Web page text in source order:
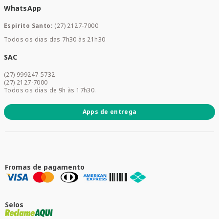
Saúde e Bem-estar
Mamães e Bebê
Dermocosméticos
Promoções
WhatsApp
Espirito Santo: (27) 2127-7000
Todos os dias das 7h30 às 21h30
SAC
(27) 999247-5732
(27) 2127-7000
Todos os dias de 9h às 17h30.
Apps de entrega
Fromas de pagamento
Selos